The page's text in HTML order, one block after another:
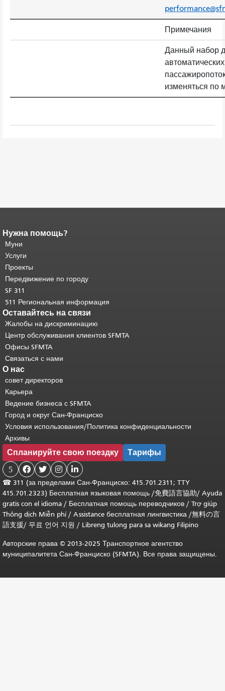
Примечания
Данный набор
изменяться по
Конец содержимого
страницы.
страницы повторяется на каждой
странице.
основного содержимого .
Нужна помощь?
Муни
Услуги
Проекты
Передвижение по городу
SF 311
511 Региональная информация
Оставайтесь на связи
Жалобы на дискриминацию
Центр обслуживания клиентов SFMTA
Офисы SFMTA
Связаться с нами
О нас
совет директоров
Карьера
Ведение бизнеса с SFMTA
Город и округ Сан-Франциско
Условия использования/Политика конфиденциальности
Архивы
Спланируйте свою поездку Тарифы
5    
☎ 311 (за пределами Сан-Франциско: 415.701.2311; TTY
415.701.2323) Бесплатная языковая помощь /免費語言協助/ Ayuda
gratis con el idioma / Бесплатная помощь переводчиков / Trợ giúp
Thông dịch Miễn phí/ Assistance бесплатная лингвистика /無料の言
語支援/ 무료 언어 지원 / Libreng tulong para sa wikang Filipino
Авторские права © 2013-2025 Транспортное агентство
муниципалитета Сан-Франциско (SFMTA). Все права защищены.